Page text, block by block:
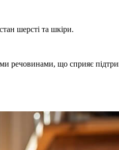
шерсті та шкіри.
речовинами, що сприяє